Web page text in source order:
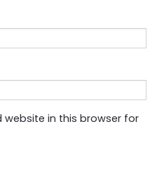
website in this browser for